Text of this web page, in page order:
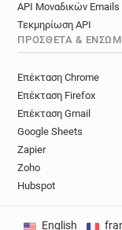
API Μοναδικών Emails
Τεκμηρίωση API
ΠΡΌΣΘΕΤΑ &
Επέκταση Chrome
Επέκταση Firefox
Επέκταση Gmail
Google Sheets
Zapier
Zoho
Hubspot
English